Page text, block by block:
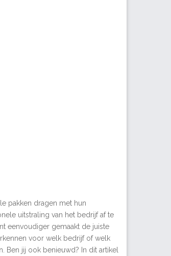
pakken dragen met hun
uitstraling van het bedrijf af te
eenvoudiger gemaakt de juiste
voor welk bedrijf of welk
jij ook benieuwd? In dit artikel